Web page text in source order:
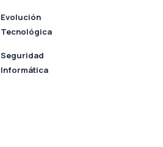
Evolución
Tecnológica
Seguridad
Informática